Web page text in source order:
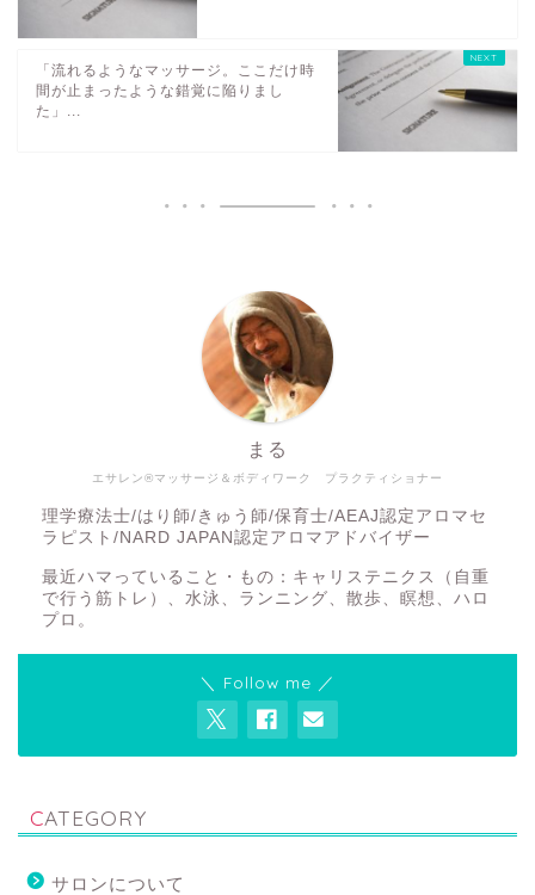
「流れるようなマッサージ。ここだけ時
間が止まったような錯覚に陥りまし
た」...
エサレン®マッサージ＆ボディワーク プラクティショナー
まる
理学療法士/はり師/きゅう師/保育士/AEAJ認定アロマセ
ラピスト/NARD JAPAN認定アロマアドバイザー
最近ハマっていること・もの：キャリステニクス（自重
で行う筋トレ）、水泳、ランニング、散歩、瞑想、ハロ
プロ。
＼ Follow me ／
CATEGORY
サロンについて